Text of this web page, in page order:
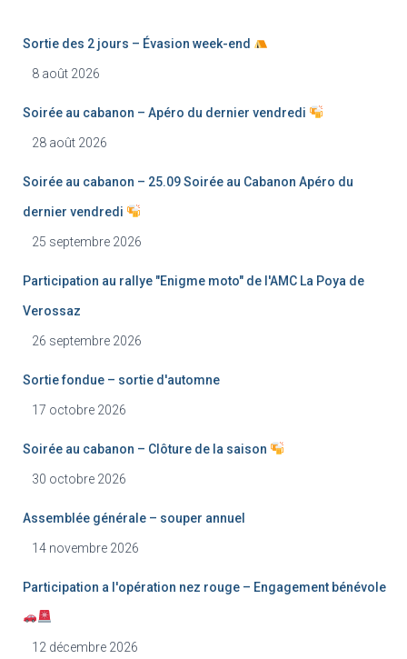
Sortie des 2 jours – Évasion week-end
8 août 2026
Soirée au cabanon – Apéro du dernier vendredi
28 août 2026
Soirée au cabanon – 25.09 Soirée au Cabanon Apéro du
dernier vendredi
25 septembre 2026
Participation au rallye "Enigme moto" de l'AMC La Poya de
Verossaz
26 septembre 2026
Sortie fondue – sortie d'automne
17 octobre 2026
Soirée au cabanon – Clôture de la saison
30 octobre 2026
Assemblée générale – souper annuel
14 novembre 2026
Participation a l'opération nez rouge – Engagement bénévole
12 décembre 2026